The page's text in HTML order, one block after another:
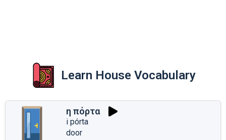
Learn House Vocabulary
η πόρτα
i pórta
door